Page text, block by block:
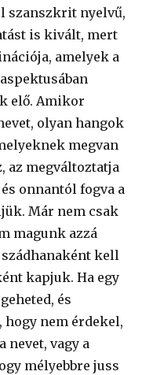
szanszkrit nyelvű,
is kivált, mert
amelyek a
elő. Amikor
olyan hangok
megvan
az megváltoztatja
onnantól fogva a
Már nem csak
magunk azzá
kell
kapjuk. Ha egy
és
hogy nem érdekel,
nevet, vagy a
mélyebbre juss